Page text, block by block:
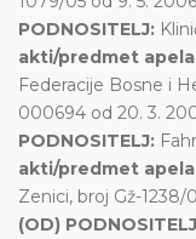
PODNOSITELJ:
akti/predmet
Federacije Bosne i
000694 od 20. 3.
PODNOSITELJ:
akti/predmet
Zenici, broj Gž-1238/
(OD)